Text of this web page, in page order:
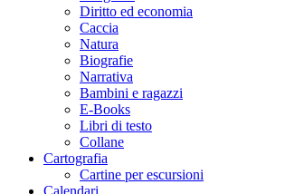
Diritto ed economia
Caccia
Natura
Biografie
Narrativa
Bambini e ragazzi
E-Books
Libri di testo
Collane
Cartografia
Cartine per escursioni
Calendari